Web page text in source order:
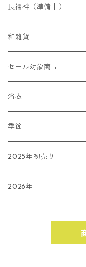
フォーマル
カジュアル
帯揚げ
フォーマル
カジュアル
草履
バッグ
ショール（準備中）
和小物SACRA
染名古屋帯
織名古屋帯
長襦袢（準備中）
和雑貨
かんざし
その他
傘
セール対象商品
浴衣
藤井絞
長板染
季節
春
夏
2025年初売り
2026年